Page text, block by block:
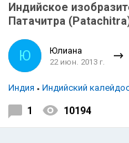
Индийское
Патачитра
Ю Юлиана
22 июн. 2013 г.
Индия Индийский
1 10194